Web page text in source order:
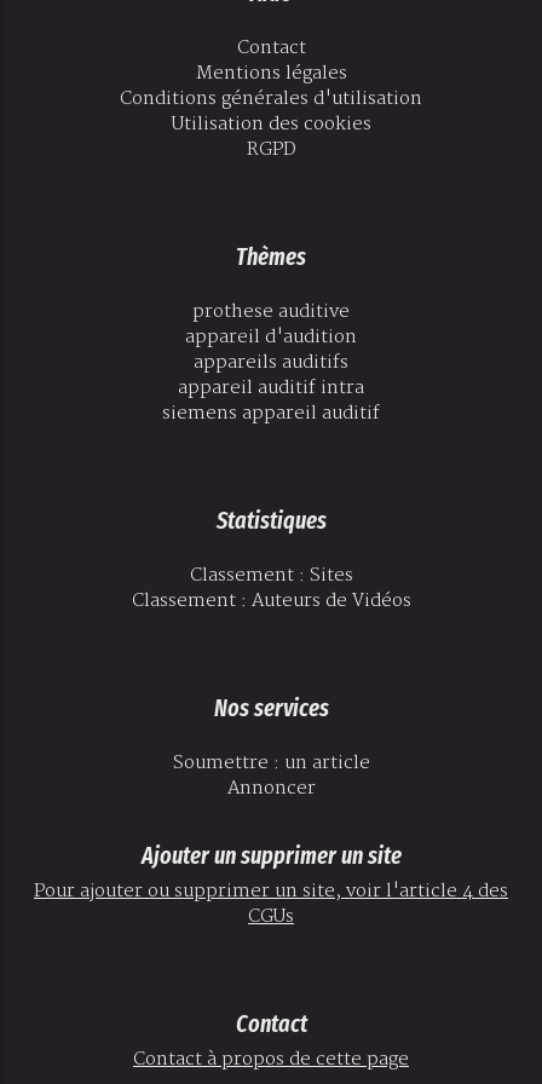
Contact
Mentions légales
Conditions générales d'utilisation
Utilisation des cookies
RGPD
Thèmes
prothese auditive
appareil d'audition
appareils auditifs
appareil auditif intra
siemens appareil auditif
Statistiques
Classement : Sites
Classement : Auteurs de Vidéos
Nos services
Soumettre : un article
Annoncer
Ajouter un supprimer un site
Pour ajouter ou supprimer un site, voir l'article 4 des
CGUs
Contact
Contact à propos de cette page